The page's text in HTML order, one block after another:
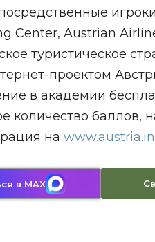
Centеr, Austrian
туристическое
проектом
в академии
количество баллов,
на
в MAX